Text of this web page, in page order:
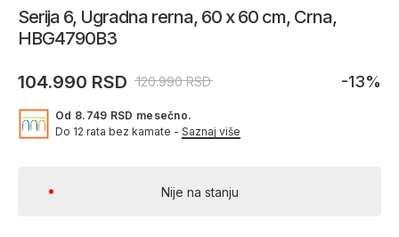
Serija 6, Ugradna rerna, 60 x 60 cm, Crna,
HBG4790B3
104.990 RSD 120.990 RSD -13%
Od 8.749 RSD mesečno.
Do 12 rata bez kamate - Saznaj više
Nije na stanju